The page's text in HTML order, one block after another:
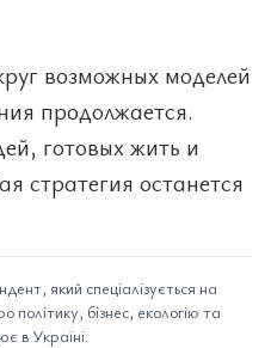
возможных моделей
продолжается.
готовых жить и
стратегия останется
який спеціалізується на
політику, бізнес, екологію та
в Україні.